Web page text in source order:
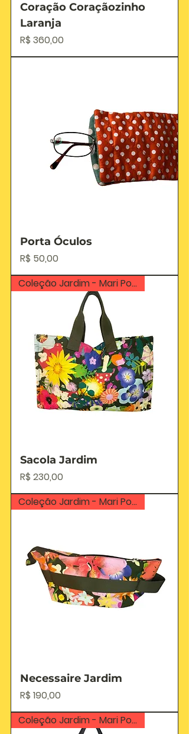
Coração Coraçãozinho
Laranja
Preço
R$ 360,00
Porta Óculos
Preço
R$ 50,00
Coleção Jardim - Mari Poppovic
Sacola Jardim
Preço
R$ 230,00
Coleção Jardim - Mari Poppovic
Necessaire Jardim
Preço
R$ 190,00
Coleção Jardim - Mari Poppovic